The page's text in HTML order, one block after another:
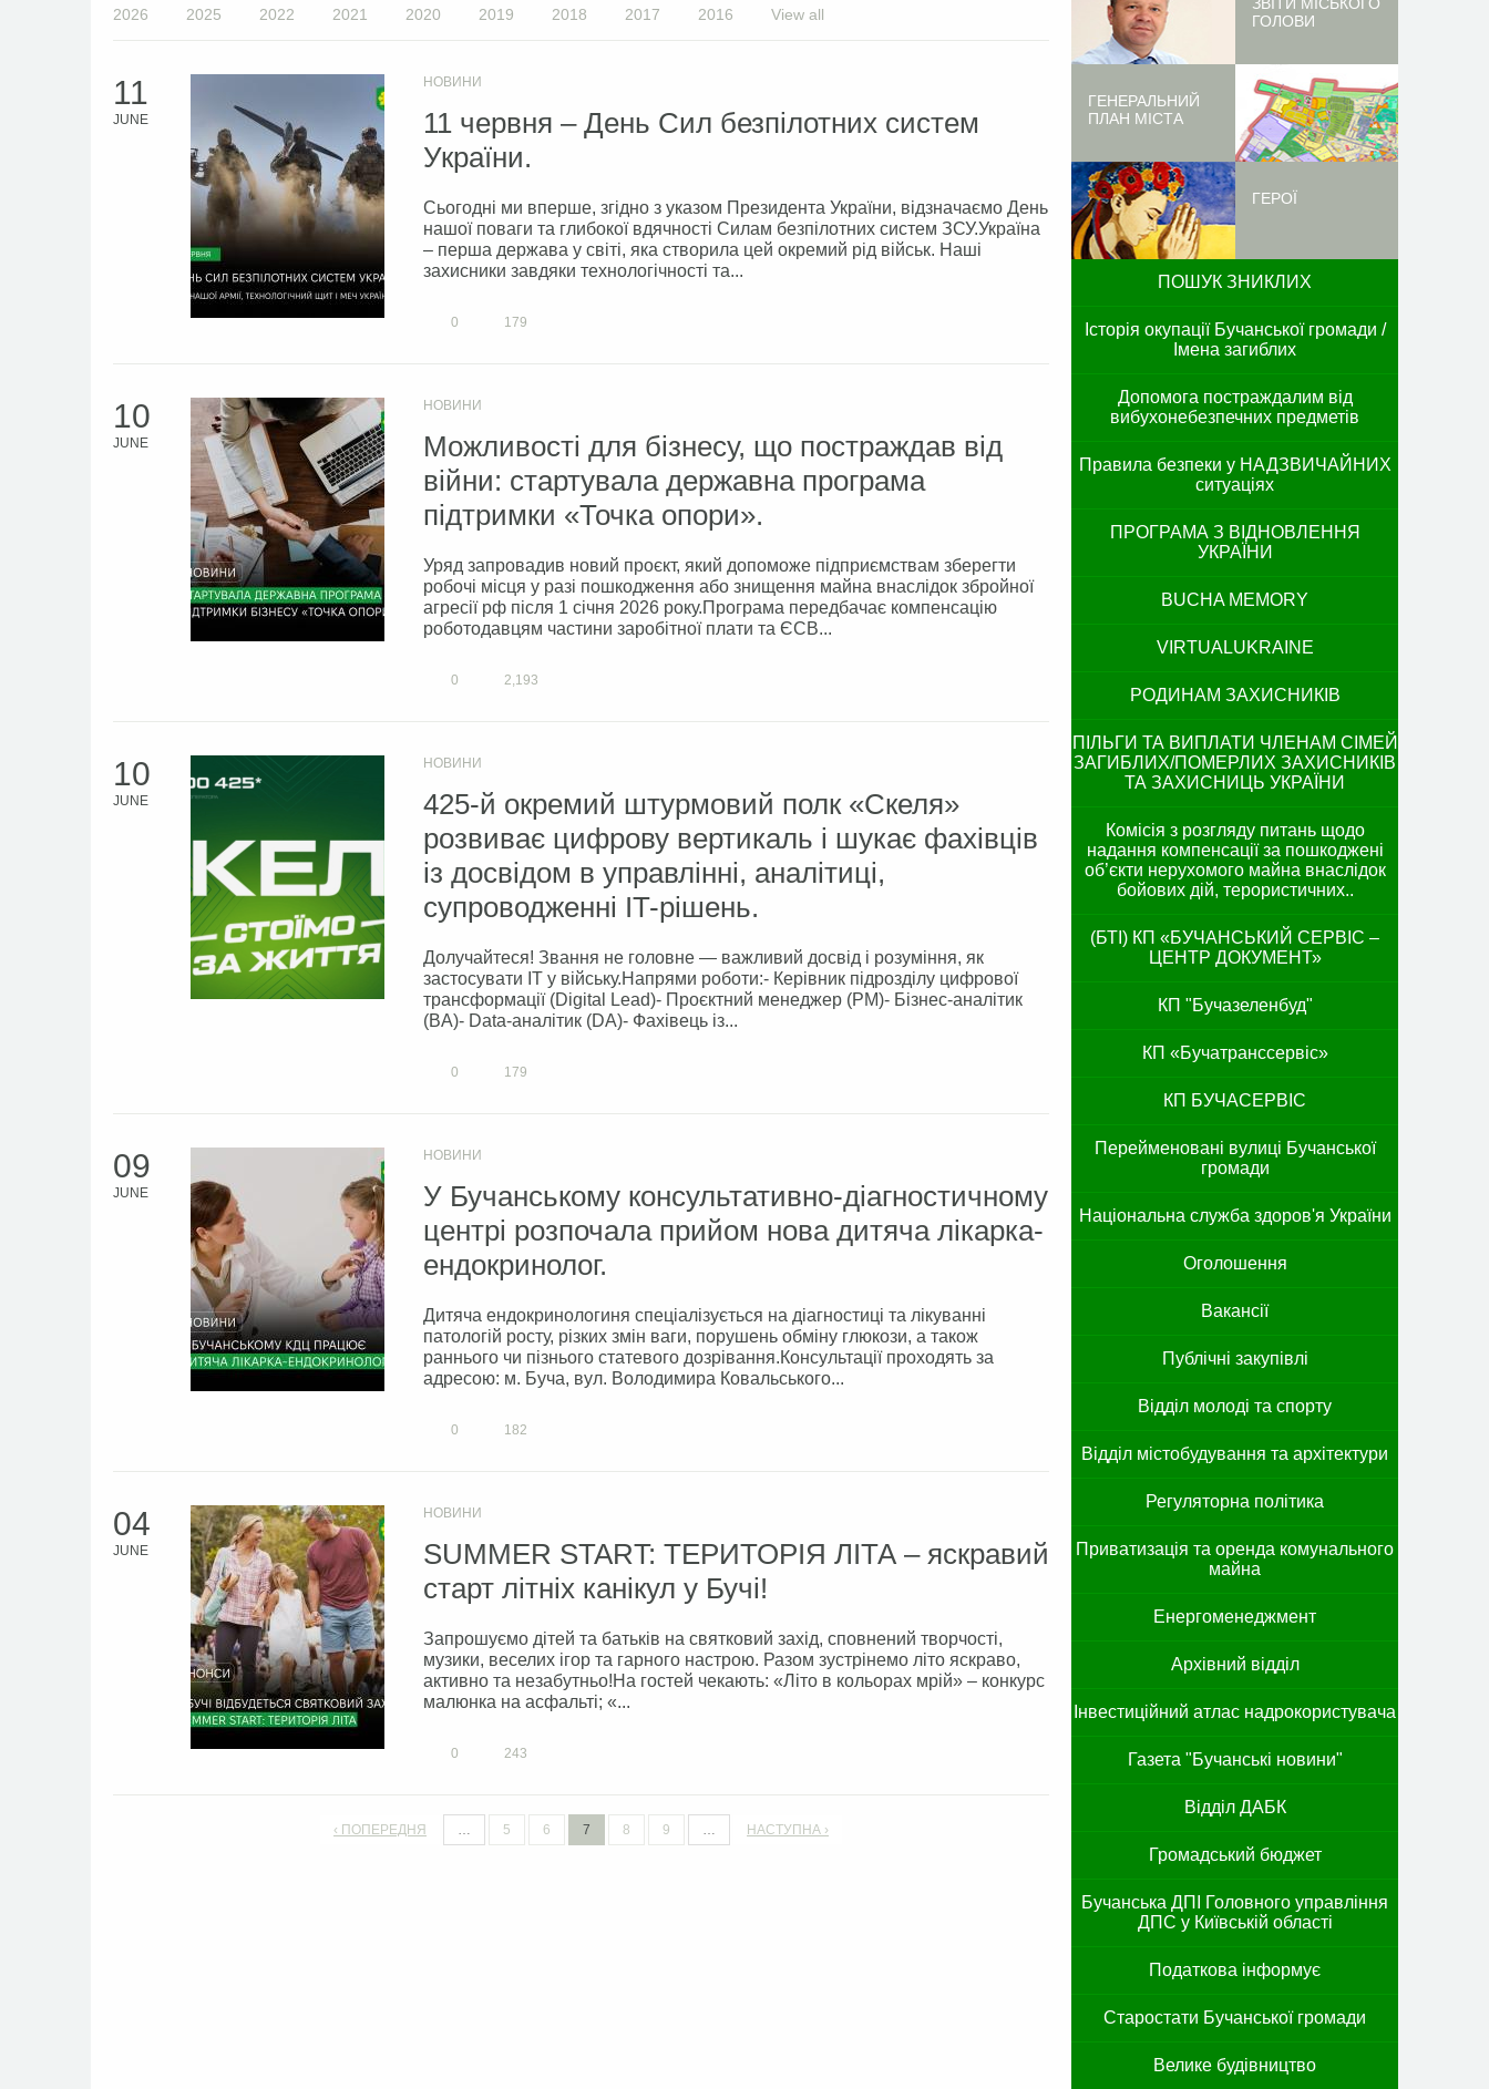
2026 2025 2022 2021 2020 2019 2018 2017 2016 View all
11
JUNE
НОВИНИ
11 червня – День Сил безпілотних систем
України.
Сьогодні ми вперше, згідно з указом Президента України, відзначаємо День
нашої поваги та глибокої вдячності Силам безпілотних систем ЗСУ.Україна
– перша держава у світі, яка створила цей окремий рід військ. Наші
захисники завдяки технологічності та...
0 179
10
JUNE
НОВИНИ
Можливості для бізнесу, що постраждав від
війни: стартувала державна програма
підтримки «Точка опори».
Уряд запровадив новий проєкт, який допоможе підприємствам зберегти
робочі місця у разі пошкодження або знищення майна внаслідок збройної
агресії рф після 1 січня 2026 року.Програма передбачає компенсацію
роботодавцям частини заробітної плати та ЄСВ...
0 2,193
10
JUNE
НОВИНИ
425-й окремий штурмовий полк «Скеля»
розвиває цифрову вертикаль і шукає фахівців
із досвідом в управлінні, аналітиці,
супроводженні IT-рішень.
Долучайтеся! Звання не головне — важливий досвід і розуміння, як
застосувати ІТ у війську.Напрями роботи:- Керівник підрозділу цифрової
трансформації (Digital Lead)- Проєктний менеджер (PM)- Бізнес-аналітик
(BA)- Data-аналітик (DA)- Фахівець із...
0 179
09
JUNE
НОВИНИ
У Бучанському консультативно-діагностичному
центрі розпочала прийом нова дитяча лікарка-
ендокринолог.
Дитяча ендокринологиня спеціалізується на діагностиці та лікуванні
патологій росту, різких змін ваги, порушень обміну глюкози, а також
раннього чи пізнього статевого дозрівання.Консультації проходять за
адресою: м. Буча, вул. Володимира Ковальського...
0 182
04
JUNE
НОВИНИ
SUMMER START: ТЕРИТОРІЯ ЛІТА – яскравий
старт літніх канікул у Бучі!
Запрошуємо дітей та батьків на святковий захід, сповнений творчості,
музики, веселих ігор та гарного настрою. Разом зустрінемо літо яскраво,
активно та незабутньо!На гостей чекають: «Літо в кольорах мрій» – конкурс
малюнка на асфальті; «...
0 243
‹ ПОПЕРЕДНЯ … 5 6 7 8 9 … НАСТУПНА ›
ГОЛОВИ
ГЕНЕРАЛЬНИЙ
ПЛАН МІСТА
ГЕРОЇ
ПОШУК ЗНИКЛИХ
Історія окупації Бучанської громади /
Імена загиблих
Допомога постраждалим від
вибухонебезпечних предметів
Правила безпеки у НАДЗВИЧАЙНИХ
ситуаціях
ПРОГРАМА З ВІДНОВЛЕННЯ
УКРАЇНИ
BUCHA MEMORY
VIRTUALUKRAINE
РОДИНАМ ЗАХИСНИКІВ
ПІЛЬГИ ТА ВИПЛАТИ ЧЛЕНАМ СІМЕЙ
ЗАГИБЛИХ/ПОМЕРЛИХ ЗАХИСНИКІВ
ТА ЗАХИСНИЦЬ УКРАЇНИ
Комісія з розгляду питань щодо
надання компенсації за пошкоджені
об’єкти нерухомого майна внаслідок
бойових дій, терористичних..
(БТІ) КП «БУЧАНСЬКИЙ СЕРВІС –
ЦЕНТР ДОКУМЕНТ»
КП "Бучазеленбуд"
КП «Бучатранссервіс»
КП БУЧАСЕРВІС
Перейменовані вулиці Бучанської
громади
Національна служба здоров'я України
Оголошення
Вакансії
Публічні закупівлі
Відділ молоді та спорту
Відділ містобудування та архітектури
Регуляторна політика
Приватизація та оренда комунального
майна
Енергоменеджмент
Архівний відділ
Інвестиційний атлас надрокористувача
Газета "Бучанські новини"
Відділ ДАБК
Громадський бюджет
Бучанська ДПІ Головного управління
ДПС у Київській області
Податкова інформує
Старостати Бучанської громади
Велике будівництво